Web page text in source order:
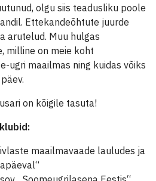
olgu siis teadusliku poole
Ettekandeõhtute juurde
arutelud. Muu hulgas
milline on meie koht
ugri maailmas ning kuidas võiks
on kõigile tasuta!
maailmavaade lauludes ja